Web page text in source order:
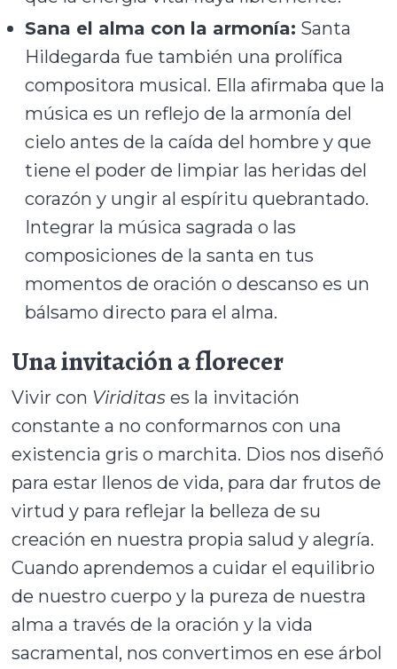
Sana el alma con la armonía: Santa
Hildegarda fue también una prolífica
compositora musical. Ella afirmaba que la
música es un reflejo de la armonía del
cielo antes de la caída del hombre y que
tiene el poder de limpiar las heridas del
corazón y ungir al espíritu quebrantado.
Integrar la música sagrada o las
composiciones de la santa en tus
momentos de oración o descanso es un
bálsamo directo para el alma.
Una invitación a florecer
Vivir con Viriditas es la invitación
constante a no conformarnos con una
existencia gris o marchita. Dios nos diseñó
para estar llenos de vida, para dar frutos de
virtud y para reflejar la belleza de su
creación en nuestra propia salud y alegría.
Cuando aprendemos a cuidar el equilibrio
de nuestro cuerpo y la pureza de nuestra
alma a través de la oración y la vida
sacramental, nos convertimos en ese árbol